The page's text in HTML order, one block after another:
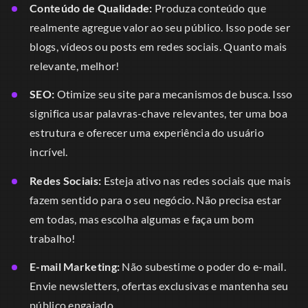
Conteúdo de Qualidade: Produza conteúdo que
realmente agregue valor ao seu público. Isso pode ser
blogs, vídeos ou posts em redes sociais. Quanto mais
relevante, melhor!
SEO: Otimize seu site para mecanismos de busca. Isso
significa usar palavras-chave relevantes, ter uma boa
estrutura e oferecer uma experiência do usuário
incrível.
Redes Sociais: Esteja ativo nas redes sociais que mais
fazem sentido para o seu negócio. Não precisa estar
em todas, mas escolha algumas e faça um bom
trabalho!
E-mail Marketing: Não subestime o poder do e-mail.
Envie newsletters, ofertas exclusivas e mantenha seu
público engajado.